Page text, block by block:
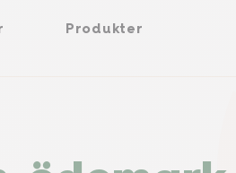
Produkter